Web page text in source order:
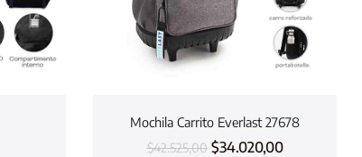
Mochila Carrito Everlast 27678
$42.525,00 $34.020,00